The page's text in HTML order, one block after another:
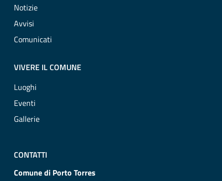
Notizie
Avvisi
Comunicati
VIVERE IL COMUNE
Luoghi
Eventi
Gallerie
CONTATTI
Comune di Porto Torres